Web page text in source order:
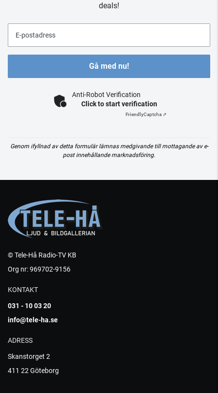
deals!
E-postadress
Gå med nu!
Anti-Robot Verification
Click to start verification
FriendlyCaptcha ⇗
Genom ifyllnad av detta formulär lämnas medgivande till mottagande av e-
post innehållande marknadsföring.
© Tele-Hå Radio-TV KB
Org nr: 969702-9156
KONTAKT
031 - 10 03 20
info@tele-ha.se
ADRESS
Skanstorget 2
411 22 Göteborg